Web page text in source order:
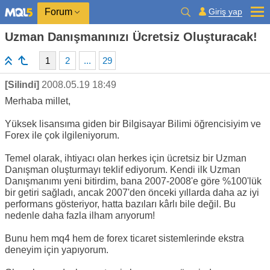
Forum Giriş yap
Uzman Danışmanınızı Ücretsiz Oluşturacak!
1 2 ... 29
[Silindi] 2008.05.19 18:49
Merhaba millet,
Yüksek lisansıma giden bir Bilgisayar Bilimi öğrencisiyim ve
Forex ile çok ilgileniyorum.
Temel olarak, ihtiyacı olan herkes için ücretsiz bir Uzman
Danışman oluşturmayı teklif ediyorum. Kendi ilk Uzman
Danışmanımı yeni bitirdim, bana 2007-2008'e göre %100'lük
bir getiri sağladı, ancak 2007'den önceki yıllarda daha az iyi
performans gösteriyor, hatta bazıları kârlı bile değil. Bu
nedenle daha fazla ilham arıyorum!
Bunu hem mq4 hem de forex ticaret sistemlerinde ekstra
deneyim için yapıyorum.